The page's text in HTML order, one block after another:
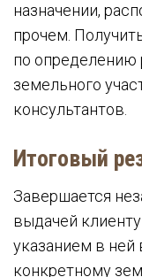
назначении,
прочем.
по определению
земельного
консультантов.
Итоговый
Завершается
выдачей
указанием в ней
конкретному